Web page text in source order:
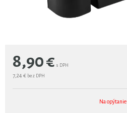
8,90€ s DPH
7,24 € bez DPH
Na opýtanie